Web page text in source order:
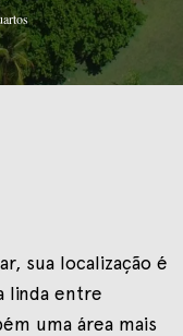
sua localização é
linda entre
uma área mais